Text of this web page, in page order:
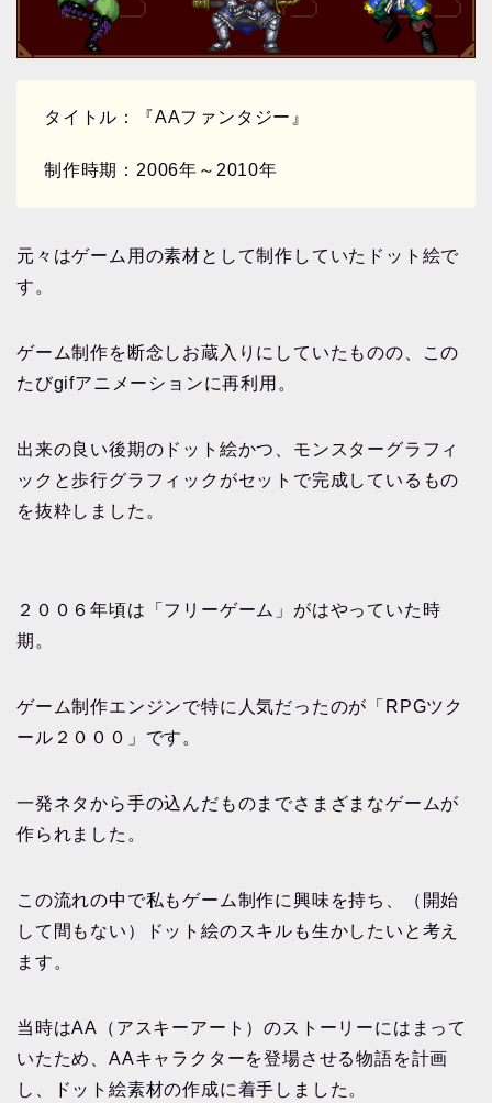
タイトル：『AAファンタジー』
制作時期：2006年～2010年
元々はゲーム用の素材として制作していたドット絵で
す。
ゲーム制作を断念しお蔵入りにしていたものの、この
たびgifアニメーションに再利用。
出来の良い後期のドット絵かつ、モンスターグラフィ
ックと歩行グラフィックがセットで完成しているもの
を抜粋しました。
２００６年頃は「フリーゲーム」がはやっていた時
期。
ゲーム制作エンジンで特に人気だったのが「RPGツク
ール２０００」です。
一発ネタから手の込んだものまでさまざまなゲームが
作られました。
この流れの中で私もゲーム制作に興味を持ち、（開始
して間もない）ドット絵のスキルも生かしたいと考え
ます。
当時はAA（アスキーアート）のストーリーにはまって
いたため、AAキャラクターを登場させる物語を計画
し、ドット絵素材の作成に着手しました。